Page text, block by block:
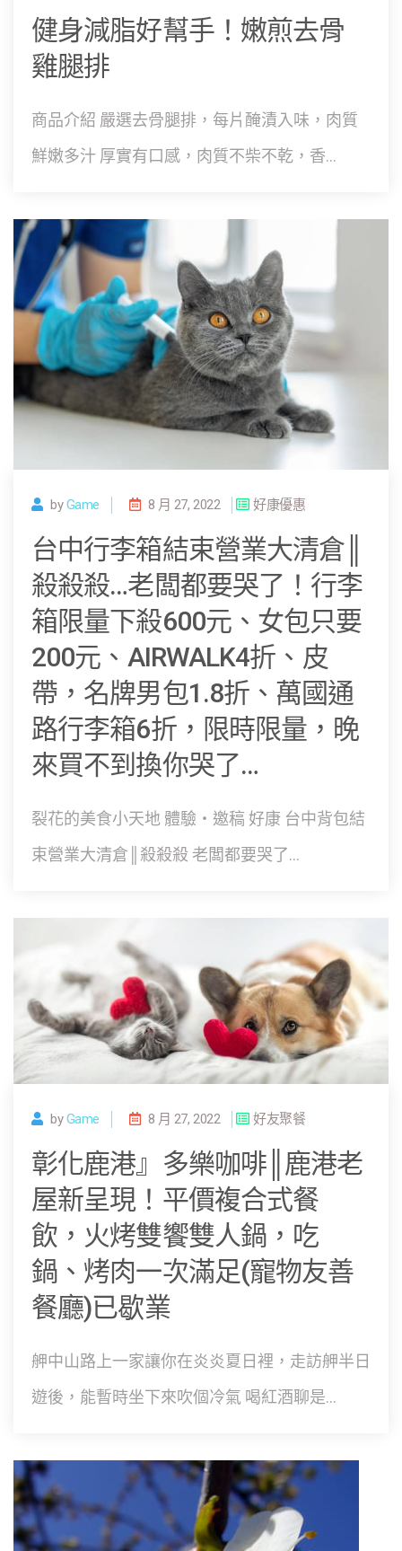
健身減脂好幫手！嫩煎去骨
雞腿排
商品介紹 嚴選去骨腿排，每片醃漬入味，肉質
鮮嫩多汁 厚實有口感，肉質不柴不乾，香...
byGame 8 月 27, 2022 好康優惠
台中行李箱結束營業大清倉║
殺殺殺…老闆都要哭了！行李
箱限量下殺600元、女包只要
200元、AIRWALK4折、皮
帶，名牌男包1.8折、萬國通
路行李箱6折，限時限量，晚
來買不到換你哭了…
裂花的美食小天地 體驗‧邀稿 好康 台中背包結
束營業大清倉║殺殺殺 老闆都要哭了...
byGame 8 月 27, 2022 好友聚餐
彰化鹿港』多樂咖啡║鹿港老
屋新呈現！平價複合式餐
飲，火烤雙饗雙人鍋，吃
鍋、烤肉一次滿足(寵物友善
餐廳)已歇業
舺中山路上一家讓你在炎炎夏日裡，走訪舺半日
遊後，能暫時坐下來吹個冷氣 喝紅酒聊是...